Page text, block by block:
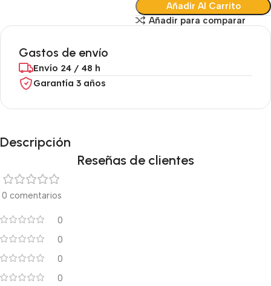
Añadir Al Carrito
Añadir para comparar
Gastos de envío
Envío 24 / 48 h
Garantía 3 años
Descripción
Reseñas de clientes
0 comentarios
0
0
0
0